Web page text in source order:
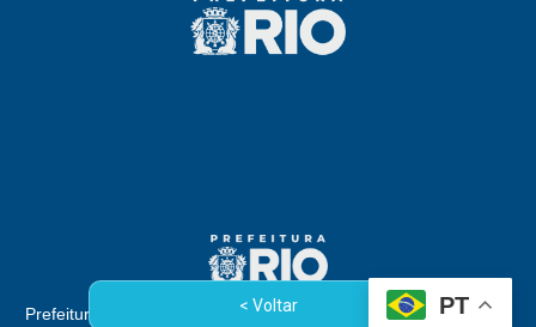
< Voltar
Prefeitura da Cidade do Rio de Janeiro - Rua Afonso Cavalcanti,
PT